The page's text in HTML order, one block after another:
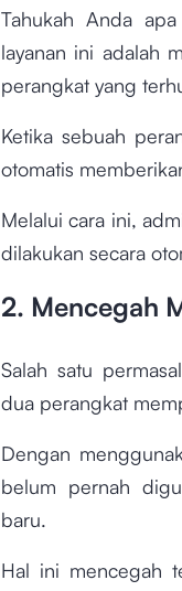
Tahukah Anda
layanan ini adalah
perangkat yang
Ketika sebuah
otomatis
Melalui cara ini,
dilakukan secara
2. Mencegah
Salah satu
dua perangkat
Dengan
belum pernah
baru.
Hal ini mencegah